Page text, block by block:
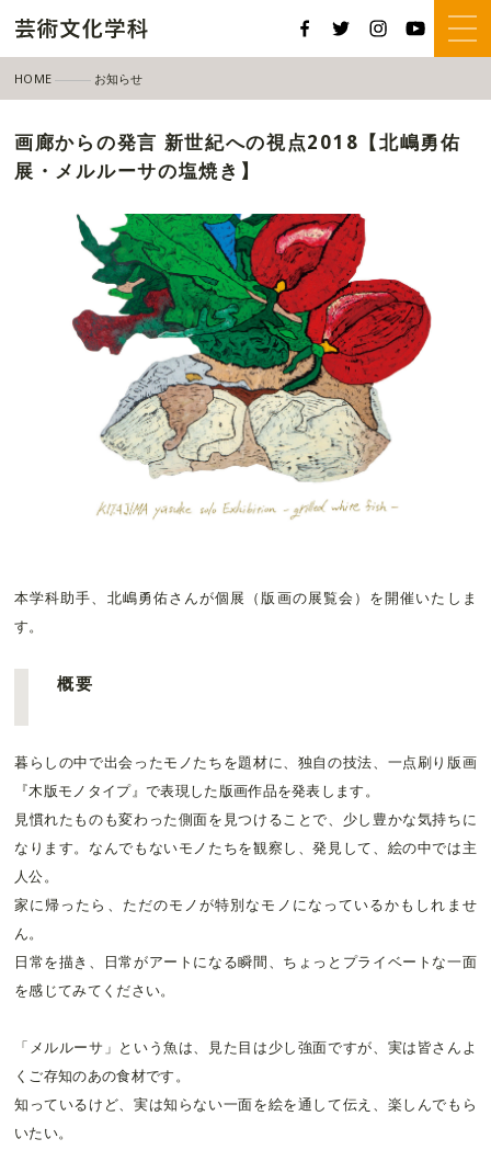
HOME お知らせ
画廊からの発言 新世紀への視点2018【北嶋勇佑
展・メルルーサの塩焼き】
本学科助手、北嶋勇佑さんが個展（版画の展覧会）を開催いたしま
す。
概要
暮らしの中で出会ったモノたちを題材に、独自の技法、一点刷り版画
『木版モノタイプ』で表現した版画作品を発表します。
見慣れたものも変わった側面を見つけることで、少し豊かな気持ちに
なります。なんでもないモノたちを観察し、発見して、絵の中では主
人公。
家に帰ったら、ただのモノが特別なモノになっているかもしれませ
ん。
日常を描き、日常がアートになる瞬間、ちょっとプライベートな一面
を感じてみてください。
「メルルーサ」という魚は、見た目は少し強面ですが、実は皆さんよ
くご存知のあの食材です。
知っているけど、実は知らない一面を絵を通して伝え、楽しんでもら
いたい。